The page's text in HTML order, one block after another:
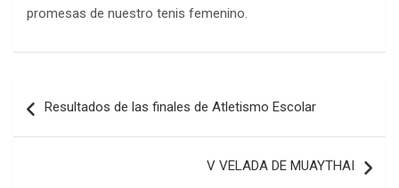
promesas de nuestro tenis femenino.
de
Resultados de las finales de Atletismo Escolar
V VELADA DE MUAYTHAI